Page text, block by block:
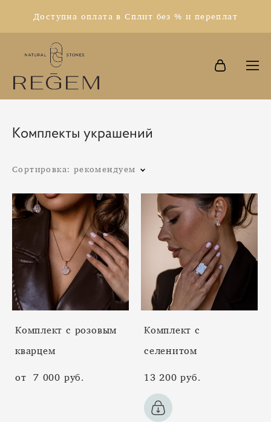
Доступна оплата в Сплит без % и переплат
Комплекты украшений
Сортировка: рекомендуем
Комплект с розовым
кварцем
от 7 000 pуб.
Комплект с
селенитом
13 200 pуб.